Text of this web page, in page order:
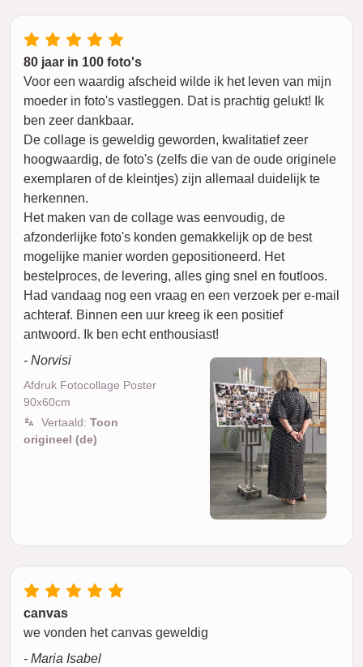
80 jaar in 100 foto's
Voor een waardig afscheid wilde ik het leven van mijn
moeder in foto's vastleggen. Dat is prachtig gelukt! Ik
ben zeer dankbaar.
De collage is geweldig geworden, kwalitatief zeer
hoogwaardig, de foto's (zelfs die van de oude originele
exemplaren of de kleintjes) zijn allemaal duidelijk te
herkennen.
Het maken van de collage was eenvoudig, de
afzonderlijke foto's konden gemakkelijk op de best
mogelijke manier worden gepositioneerd. Het
bestelproces, de levering, alles ging snel en foutloos.
Had vandaag nog een vraag en een verzoek per e-mail
achteraf. Binnen een uur kreeg ik een positief
antwoord. Ik ben echt enthousiast!
- Norvisi
Afdruk Fotocollage Poster
90x60cm
Vertaald: Toon
origineel (de)
canvas
we vonden het canvas geweldig
- Maria Isabel